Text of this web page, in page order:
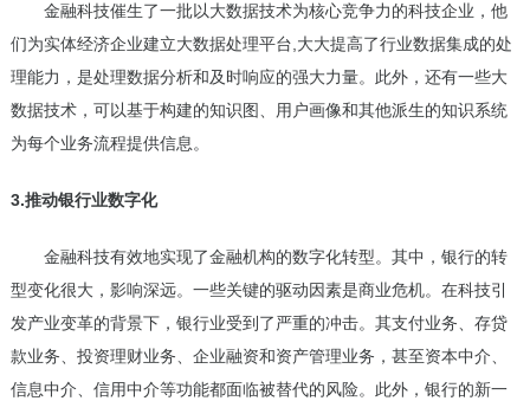
金融科技催生了一批以大数据技术为核心竞争力的科技企业，他
们为实体经济企业建立大数据处理平台,大大提高了行业数据集成的处
理能力，是处理数据分析和及时响应的强大力量。此外，还有一些大
数据技术，可以基于构建的知识图、用户画像和其他派生的知识系统
为每个业务流程提供信息。
3.推动银行业数字化
金融科技有效地实现了金融机构的数字化转型。其中，银行的转
型变化很大，影响深远。一些关键的驱动因素是商业危机。在科技引
发产业变革的背景下，银行业受到了严重的冲击。其支付业务、存贷
款业务、投资理财业务、企业融资和资产管理业务，甚至资本中介、
信息中介、信用中介等功能都面临被替代的风险。此外，银行的新一